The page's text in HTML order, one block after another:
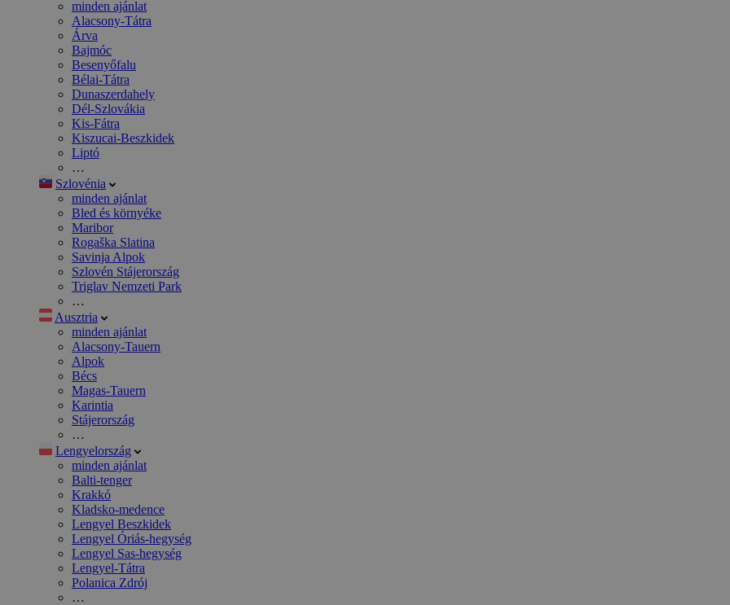
minden ajánlat
Alacsony-Tátra
Árva
Bajmóc
Besenyőfalu
Bélai-Tátra
Dunaszerdahely
Dél-Szlovákia
Kis-Fátra
Kiszucai-Beszkidek
Liptó
…
Szlovénia
minden ajánlat
Bled és környéke
Maribor
Rogaška Slatina
Savinja Alpok
Szlovén Stájerország
Triglav Nemzeti Park
…
Ausztria
minden ajánlat
Alacsony-Tauern
Alpok
Bécs
Magas-Tauern
Karintia
Stájerország
…
Lengyelország
minden ajánlat
Balti-tenger
Krakkó
Kladsko-medence
Lengyel Beszkidek
Lengyel Óriás-hegység
Lengyel Sas-hegység
Lengyel-Tátra
Polanica Zdrój
…